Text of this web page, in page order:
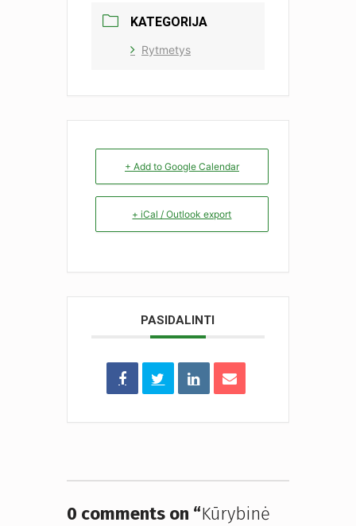
KATEGORIJA
Rytmetys
+ Add to Google Calendar
+ iCal / Outlook export
PASIDALINTI
0 comments on “Kūrybinė